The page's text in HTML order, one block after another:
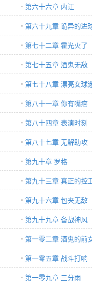
第六十六章 内讧
第六十九章 诡异的进
推】
第七十二章 霍光火了
第七十五章 酒鬼无敌
第七十八章 漂亮女球
第八十一章 你有嘴癌
第八十四章 表演时刻
第八十七章 无解助攻
第九十章 罗格
第九十三章 真正的控
第九十六章 包夹无敌
第九十九章 备战神风
第一零二章 酒鬼的前
第一零五章 战斗打响
第一零九章 三分雨